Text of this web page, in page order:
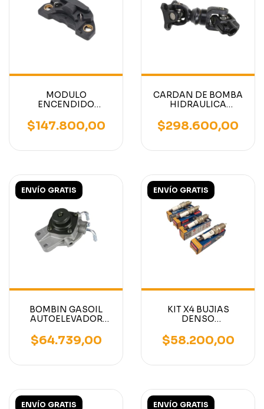
MODULO
ENCENDIDO
MOTOR MITSUBISHI
4G63/4G64
$147.800,00
CARDAN DE BOMBA
HIDRAULICA
MITSUBISHI 13
ESTRIAS
$298.600,00
ENVÍO GRATIS
BOMBIN GASOIL
AUTOELEVADOR
S4S - S4Q2
$64.739,00
ENVÍO GRATIS
KIT X4 BUJIAS
DENSO
MOTORES NISSAN
K15-K21-K25
$58.200,00
ENVÍO GRATIS ENVÍO GRATIS